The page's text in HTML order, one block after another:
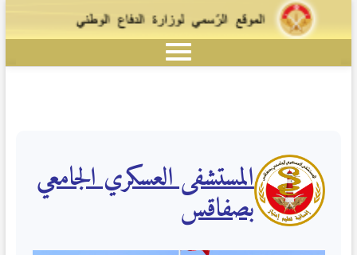
المستشفى العسكري الجامعي
بصفاقس